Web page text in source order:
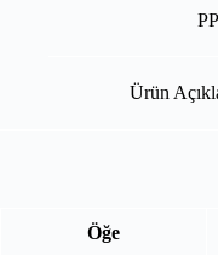
Ürün
Öğe